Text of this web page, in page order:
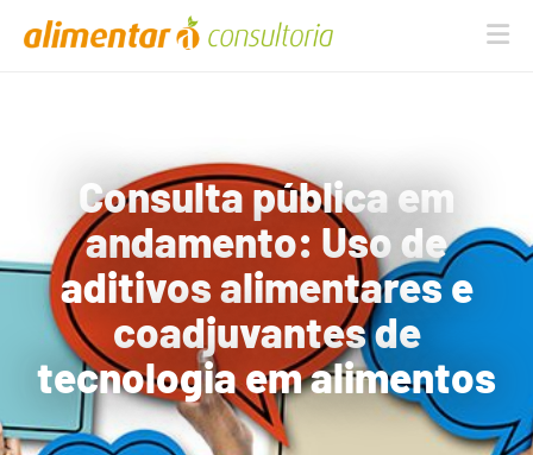
Consulta pública em
andamento: Uso de
aditivos alimentares e
coadjuvantes de
tecnologia em alimentos